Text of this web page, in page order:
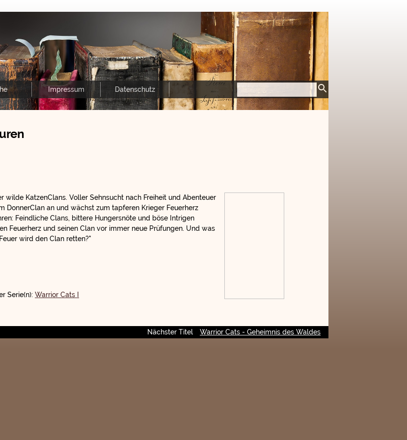
Impressum Datenschutz
KatzenClans. Voller Sehnsucht nach Freiheit und Abenteuer
DonnerClan an und wächst zum tapferen Krieger Feuerherz
Feindliche Clans, bittere Hungersnöte und böse Intrigen
Feuerherz und seinen Clan vor immer neue Prüfungen. Und was
wird den Clan retten?"
Serie(n): Warrior Cats I
Nächster Titel Warrior Cats - Geheimnis des Waldes